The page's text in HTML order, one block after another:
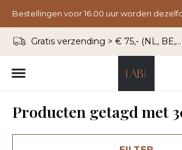
Gratis verzending > € 75,- (NL, BE, DU)
Producten getagd met